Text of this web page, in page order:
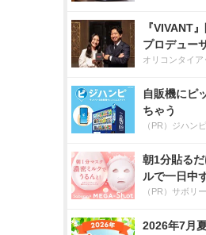
『VIVANT
プロデュー
オリコンタイア
自販機にピ
ちゃう
（PR）ジハンピ
朝1分貼る
ルで一日中
（PR）サボリ
2026年7月